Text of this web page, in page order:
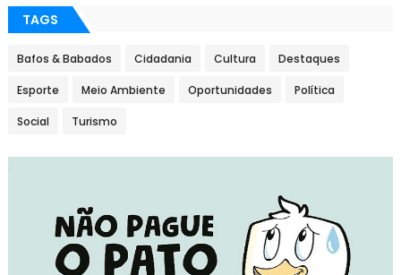
TAGS
Bafos & Babados Cidadania Cultura Destaques
Esporte Meio Ambiente Oportunidades Política
Social Turismo